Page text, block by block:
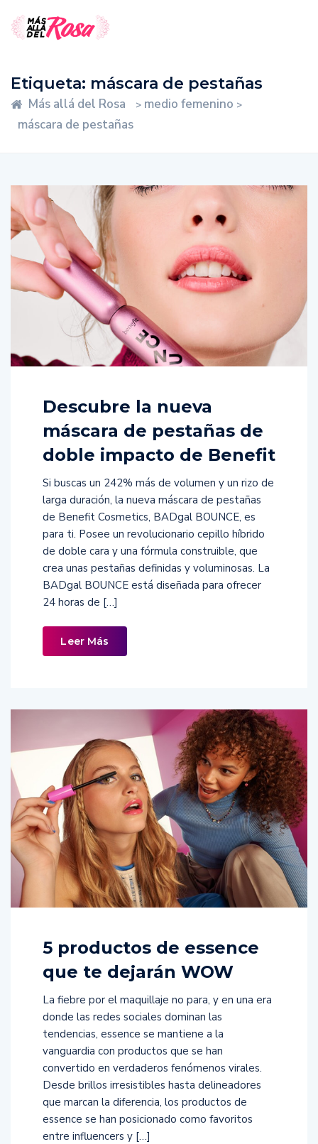
Etiqueta: máscara de pestañas
Más allá del Rosa > medio femenino >
máscara de pestañas
Descubre la nueva
máscara de pestañas de
doble impacto de Benefit
Si buscas un 242% más de volumen y un rizo de
larga duración, la nueva máscara de pestañas
de Benefit Cosmetics, BADgal BOUNCE, es
para ti. Posee un revolucionario cepillo híbrido
de doble cara y una fórmula construible, que
crea unas pestañas definidas y voluminosas. La
BADgal BOUNCE está diseñada para ofrecer
24 horas de […]
Leer Más
5 productos de essence
que te dejarán WOW
La fiebre por el maquillaje no para, y en una era
donde las redes sociales dominan las
tendencias, essence se mantiene a la
vanguardia con productos que se han
convertido en verdaderos fenómenos virales.
Desde brillos irresistibles hasta delineadores
que marcan la diferencia, los productos de
essence se han posicionado como favoritos
entre influencers y […]